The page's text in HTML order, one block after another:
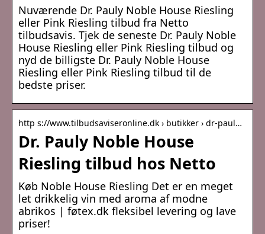
Nuværende Dr. Pauly Noble House Riesling
eller Pink Riesling tilbud fra Netto
tilbudsavis. Tjek de seneste Dr. Pauly Noble
House Riesling eller Pink Riesling tilbud og
nyd de billigste Dr. Pauly Noble House
Riesling eller Pink Riesling tilbud til de
bedste priser.
http s://www.tilbudsaviseronline.dk › butikker › dr-paul…
Dr. Pauly Noble House
Riesling tilbud hos Netto
Køb Noble House Riesling Det er en meget
let drikkelig vin med aroma af modne
abrikos | føtex.dk fleksibel levering og lave
priser!